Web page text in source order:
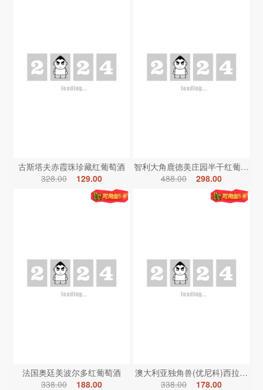
古斯塔夫赤霞珠珍藏红葡萄酒
328.00
129.00
智利大角鹿德美庄园半干红葡萄酒
488.00
298.00
法国奥廷美波尔多红葡萄酒
338.00
188.00
澳大利亚独角兽(优尼科)西拉红葡
338.00
178.00